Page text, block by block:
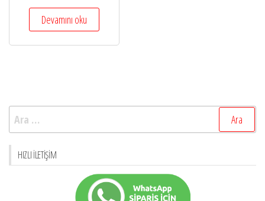
Devamını oku
Arama:
HIZLI İLETIŞIM